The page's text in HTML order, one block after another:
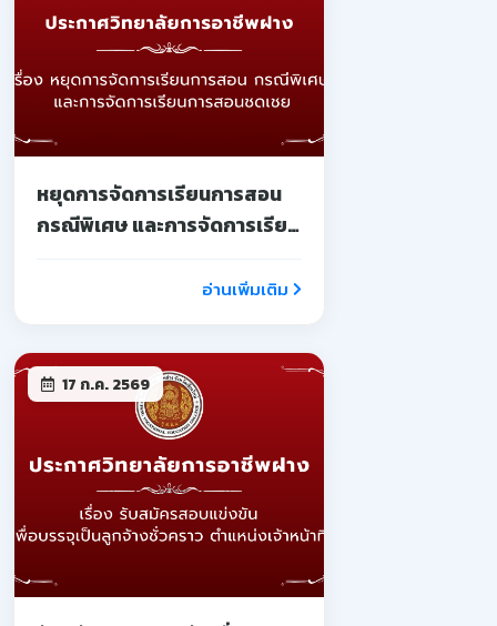
หยุดการจัดการเรียนการสอน
กรณีพิเศษ และการจัดการเรียน
อ่านเพิ่มเติม
17 ก.ค. 2569